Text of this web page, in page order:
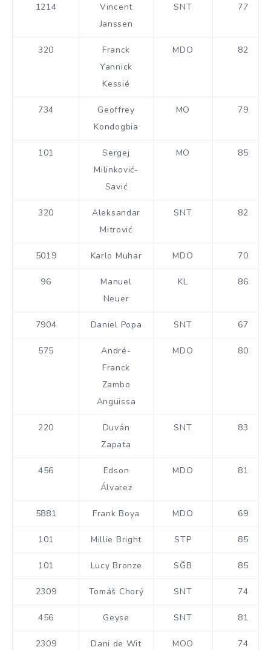
1214
Vincent
Janssen
SNT 77
320
Franck
Yannick
Kessié
MDO 82
734
Geoffrey
Kondogbia
MO 79
101
Sergej
Milinković-
Savić
MO 85
320
Aleksandar
Mitrović
SNT 82
5019 Karlo Muhar MDO 70
96
Manuel
Neuer
KL 86
7904 Daniel Popa SNT 67
575
André-
Franck
Zambo
Anguissa
MDO 80
220
Duván
Zapata
SNT 83
456
Edson
Álvarez
MDO 81
5881 Frank Boya MDO 69
101 Millie Bright STP 85
101 Lucy Bronze SĞB 85
2309 Tomáš Chorý SNT 74
456 Geyse SNT 81
2309 Dani de Wit MOO 74